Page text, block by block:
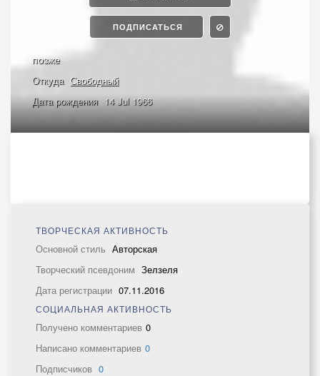
ПОДПИСАТЬСЯ
позже
Откуда Свободный
Дата рождения 14 Jul 1966
ТВОРЧЕСКАЯ АКТИВНОСТЬ
Основной стиль Авторская
Творческий псевдоним Зелзеля
Дата регистрации 07.11.2016
СОЦИАЛЬНАЯ АКТИВНОСТЬ
Получено комментариев 0
Написано комментариев 0
Подписчиков 0